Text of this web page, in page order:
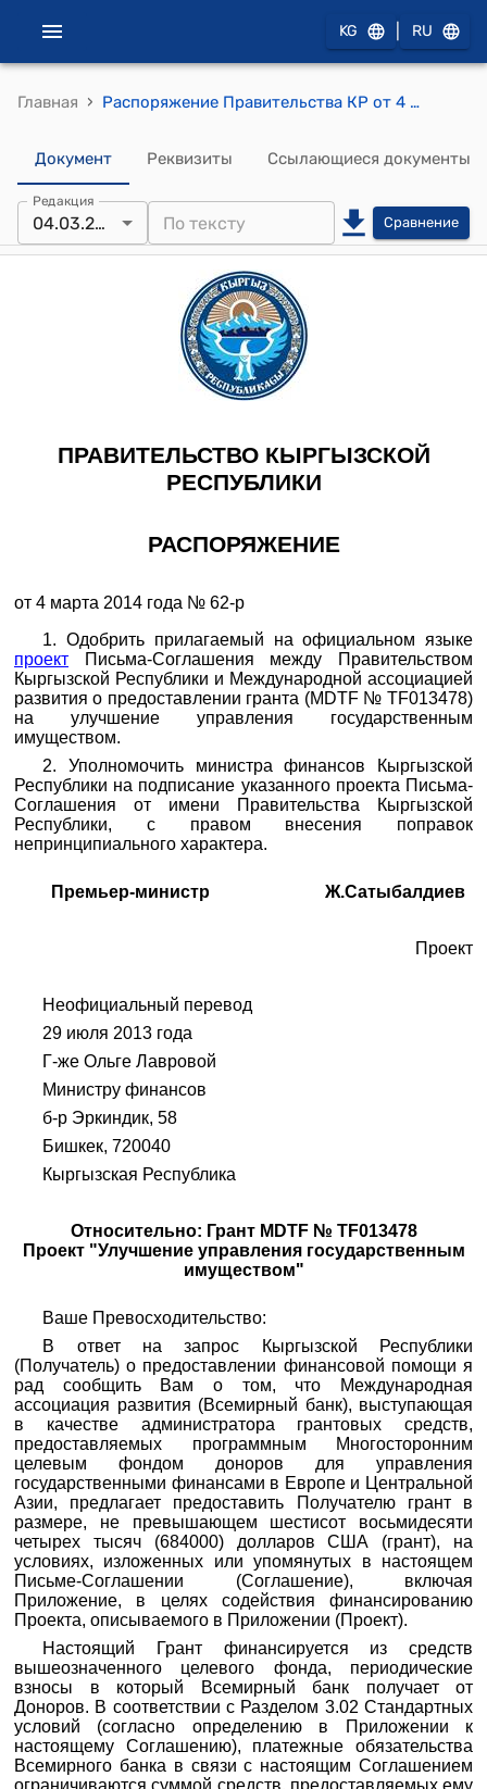
KG RU
Главная › Распоряжение Правительства КР от 4 марта 2014 года № 62-р (Об одобрении проекта Письма-Соглашения между Правительством Кыргызской Республики и Международной ассоциацией развития о предоставлении гранта (MDTF ТF013478) на улучшение управления государственным имуществом)
Документ Реквизиты Ссылающиеся документы
Редакция
04.03.2014 Сравнение